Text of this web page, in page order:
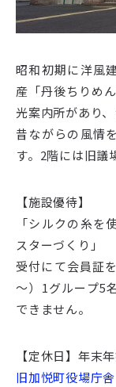
昭和初期に洋風
産「丹後ちりめ
光案内所があり
昔ながらの風情
す。2階には旧議
【施設優待】
「シルクの糸を
スターづくり」
受付にて会員証
～）1グループ5
できません。
【定休日】年末
旧加悦町役場庁